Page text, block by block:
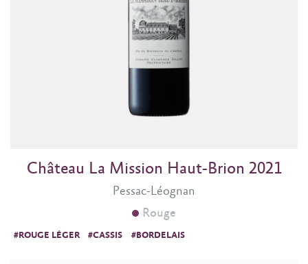
Pessac-Léognan
Château La Mission Haut-Brion 2021
Rouge
#ROUGE LÉGER #CASSIS #BORDELAIS